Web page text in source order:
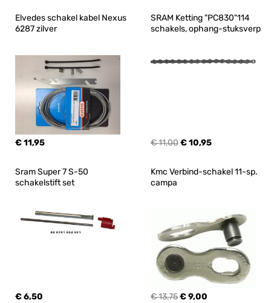
Elvedes schakel kabel Nexus
6287 zilver
€ 11,95
SRAM Ketting "PC830"114
schakels, ophang-stuksverp
€ 11,00€ 10,95
Sram Super 7 S-50
schakelstift set
€ 6,50
Kmc Verbind-schakel 11-sp.
campa
€ 13,75€ 9,00